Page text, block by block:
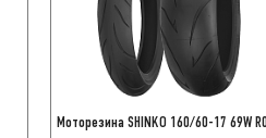
Моторезина SHINKO 160/60-17 69W